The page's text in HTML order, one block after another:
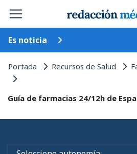
Es noticia
Portada Recursos de Salud
Guía de farmacias 24/12h de